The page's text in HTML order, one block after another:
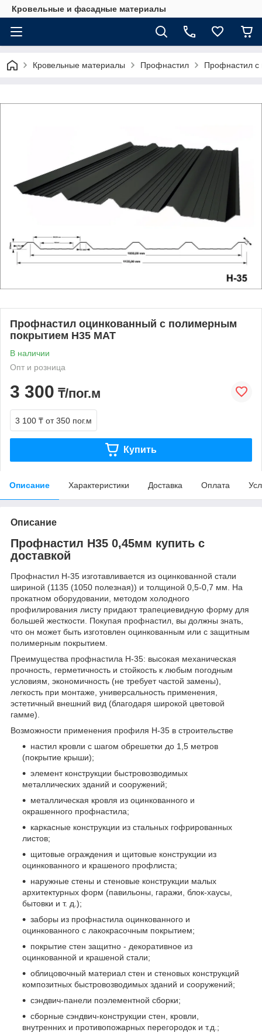
Кровельные и фасадные материалы
Кровельные материалы Профнастил Профнастил
Профнастил оцинкованный с полимерным
покрытием Н35 МАТ
В наличии
Опт и розница
3 300 ₸/пог.м
3 100 ₸ от 350 пог.м
Купить
Описание Характеристики Доставка Оплата
Описание
Профнастил Н35 0,45мм купить с
доставкой
Профнастил Н-35 изготавливается из оцинкованной стали
шириной (1135 (1050 полезная)) и толщиной 0,5-0,7 мм. На
прокатном оборудовании, методом холодного
профилирования листу придают трапециевидную форму для
большей жесткости. Покупая профнастил, вы должны знать,
что он может быть изготовлен оцинкованным или с защитным
полимерным покрытием.
Преимущества профнастила Н-35: высокая механическая
прочность, герметичность и стойкость к любым погодным
условиям, экономичность (не требует частой замены),
легкость при монтаже, универсальность применения,
эстетичный внешний вид (благодаря широкой цветовой
гамме).
Возможности применения профиля Н-35 в строительстве
настил кровли с шагом обрешетки до 1,5 метров
(покрытие крыши);
элемент конструкции быстровозводимых
металлических зданий и сооружений;
металлическая кровля из оцинкованного и
окрашенного профнастила;
каркасные конструкции из стальных гофрированных
листов;
щитовые ограждения и щитовые конструкции из
оцинкованного и крашеного профлиста;
наружные стены и стеновые конструкции малых
архитектурных форм (павильоны, гаражи, блок-хаусы,
бытовки и т. д.);
заборы из профнастила оцинкованного и
оцинкованного с лакокрасочным покрытием;
покрытие стен защитно - декоративное из
оцинкованной и крашеной стали;
облицовочный материал стен и стеновых конструкций
композитных быстровозводимых зданий и сооружений;
сэндвич-панели поэлементной сборки;
сборные сэндвич-конструкции стен, кровли,
внутренних и противопожарных перегородок и т.д.;